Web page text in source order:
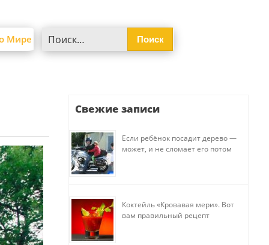
Мире
Свежие записи
Если ребёнок посадит дерево —
может, и не сломает его потом
Коктейль «Кровавая мери». Вот
вам правильный рецепт